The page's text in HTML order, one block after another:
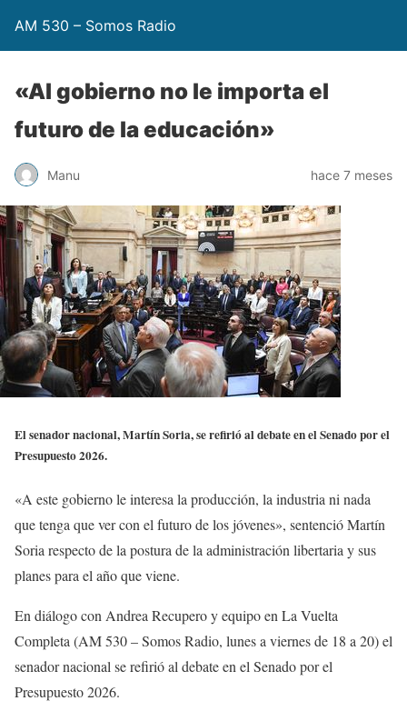
AM 530 – Somos Radio
«Al gobierno no le importa el
futuro de la educación»
Manu hace 7 meses
El senador nacional, Martín Soria, se refirió al debate en el Senado por el
Presupuesto 2026.
«A este gobierno le interesa la producción, la industria ni nada
que tenga que ver con el futuro de los jóvenes», sentenció Martín
Soria respecto de la postura de la administración libertaria y sus
planes para el año que viene.
En diálogo con Andrea Recupero y equipo en La Vuelta
Completa (AM 530 – Somos Radio, lunes a viernes de 18 a 20) el
senador nacional se refirió al debate en el Senado por el
Presupuesto 2026.